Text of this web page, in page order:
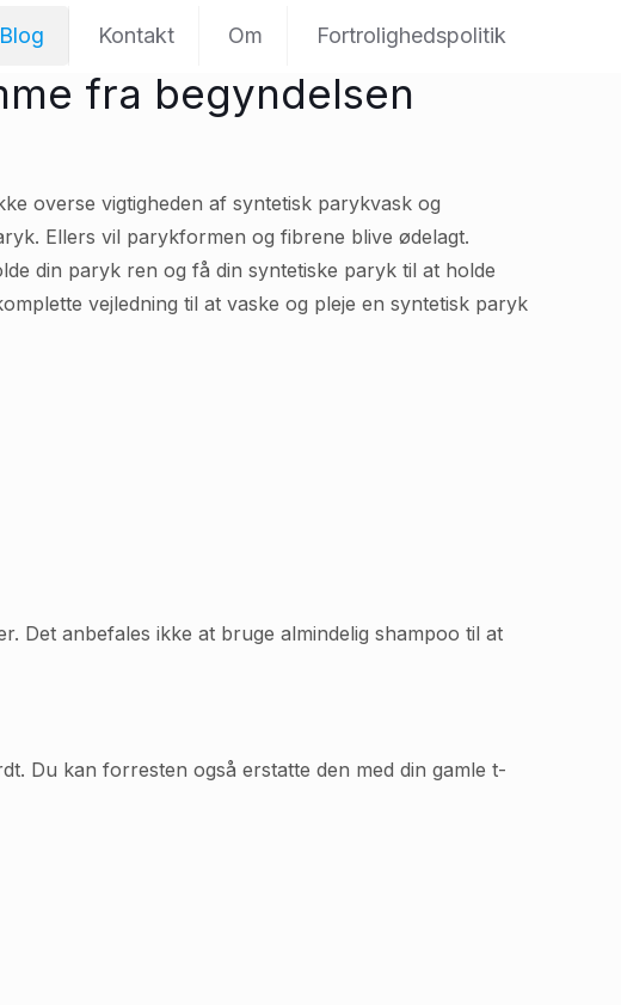
Blog Kontakt Om Fortrolighedspolitik
fra begyndelsen
overse vigtigheden af syntetisk parykvask og
Ellers vil parykformen og fibrene blive ødelagt.
din paryk ren og få din syntetiske paryk til at holde
vejledning til at vaske og pleje en syntetisk paryk
Det anbefales ikke at bruge almindelig shampoo til at
Du kan forresten også erstatte den med din gamle t-